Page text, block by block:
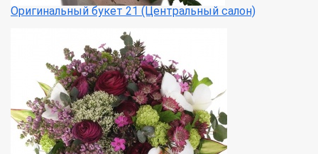
Оригинальный букет 21 (Центральный салон)